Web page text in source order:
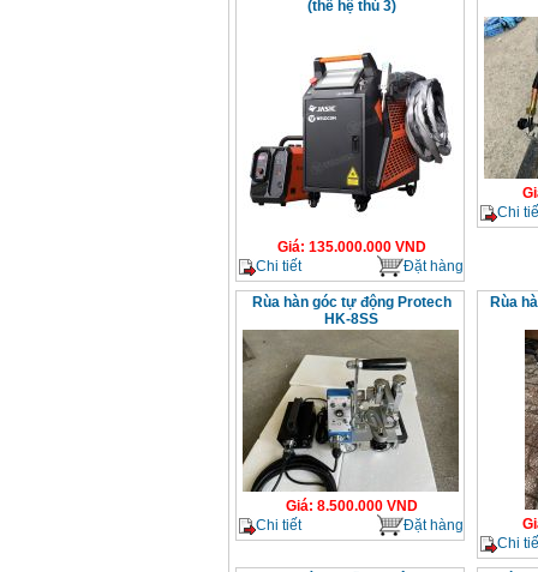
(thế hệ thú 3)
Giá: 135.000.000VND
Chi tiết
Đặt hàng
Chi
Rùa hàn góc tự động Protech
HK-8SS
Giá: 8.500.000VND
Chi tiết
Đặt hàng
Rùa
Chi